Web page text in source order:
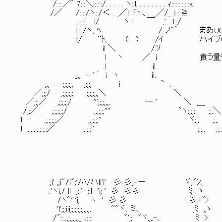
/::::／` 7:::＼l:::::/. . . . . ヽ::l. . . . . . . . ｨ::::::::::::k
/／ /::::/ヽ::/＜ . _／l ヾﾄ 、. ._／/_ i::::≧
;:::::{ l/ ヽ ' ￣ ,' .l::/
l::::/ヽ, ﾍ / ノ^´ まあUCにゃ種族問わ
l:/ ¨ﾄ, ( ) /ｲ ハイブの奴隷は妙に粗食
il ＼ /:ｿ
l ヽ ／ i 食う量もそうだし、俺らは
l il
_,, - ' ´ i ヽ il、
,,, --;;;;;;, ;;;;, i ` 、
／;;;/ ,;;;;;;; ;;;;;;,,＼ ＼
／;;;／ ,;;;;;;/ ''';;;;,,,, -- ' ＼ ＿ │ハイブワー
/;;／ ,;;;;;;;/ ,,,;;;;'''' `ヽ;;;;; ;;,＼
l ,,;;;;;;／ ,,;;;;;'' ヾ;;, ;;,,
l ,,,,,;;;;;;;;／ ,,;;;;'' ;;;,, ;;;,,
;i' ,;i"/i";'/ﾊ/ハli'i' 彡 彡;-ー ゞ,"ﾝ、
.'ヽi,/ ll ;;i' ;il 'i; ' 彡 彡彡 ﾐ< ゝ
/ヽ"' 'i, ヽ ' 彡 彡 彡>">
'l';;;iii;;;;;;;;;,,,,、 ""ヾ、ミ、 ,ﾐ ,,ゝ
/"::..,;,,,,,,_ ..::::. "';; "ヾ,,,.-、 ﾐ >